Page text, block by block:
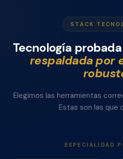
STACK
Tecnología
respaldada por
Elegimos las herramientas
Estas son las que
ESPECIALIDAD